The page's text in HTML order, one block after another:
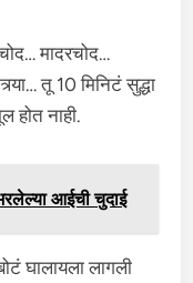
मादरचोद…
तू 10 मिनिटं सुद्धा
होत नाही.
आईची चुदाई
घालायला लागली